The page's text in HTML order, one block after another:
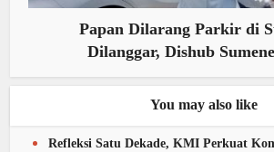
Papan Dilarang Parkir di
Dilanggar, Dishub
You may also like
Refleksi Satu Dekade, KMI Perkuat